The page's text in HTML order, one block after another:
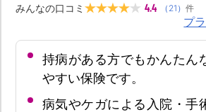
みんなの口コミ 4.4 （ 21 ） 件
プ
持病がある方でもかんたん
やすい保険です。
病気やケガによる入院・手